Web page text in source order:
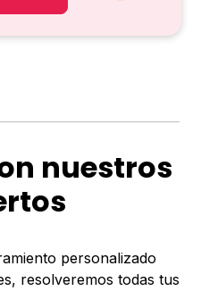
nuestros
personalizado
resolveremos todas tus